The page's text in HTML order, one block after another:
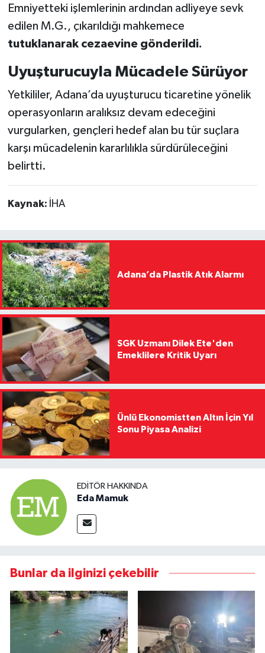
Emniyetteki işlemlerinin ardından adliyeye sevk
edilen M.G., çıkarıldığı mahkemece
tutuklanarak cezaevine gönderildi.
Uyuşturucuyla Mücadele Sürüyor
Yetkililer, Adana’da uyuşturucu ticaretine yönelik
operasyonların aralıksız devam edeceğini
vurgularken, gençleri hedef alan bu tür suçlara
karşı mücadelenin kararlılıkla sürdürüleceğini
belirtti.
Kaynak: İHA
Adana’da Plastik Atık Alarmı
SGK Uzmanı Dilek Ete'den
Emeklilere Kritik Uyarı
Ünlü Ekonomistten Altın İçin Yıl
Sonu Piyasa Analizi
EDITÖR HAKKINDA
Eda Mamuk
Bunlar da ilginizi çekebilir